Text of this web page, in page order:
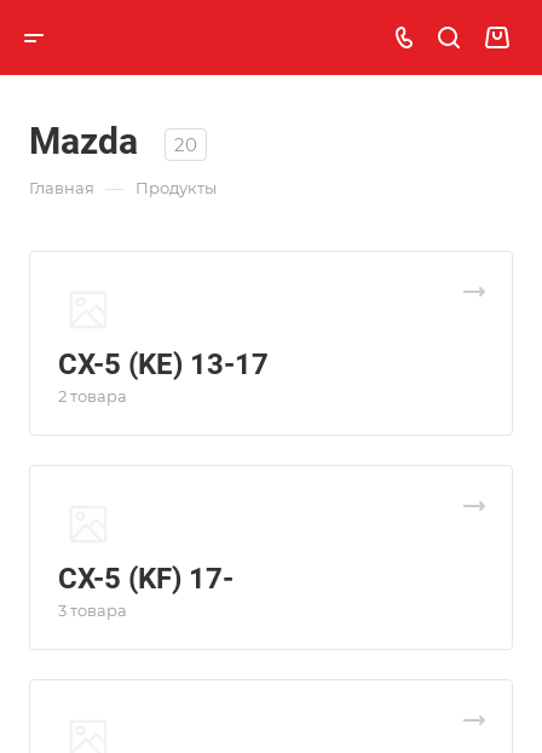
Mazda 20
Главная — Продукты
CX-5 (KE) 13-17
2 товара
CX-5 (KF) 17-
3 товара